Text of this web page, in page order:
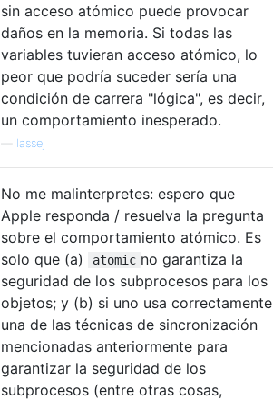
sin acceso atómico puede provocar
daños en la memoria. Si todas las
variables tuvieran acceso atómico, lo
peor que podría suceder sería una
condición de carrera "lógica", es decir,
un comportamiento inesperado.
lassej
No me malinterpretes: espero que
Apple responda / resuelva la pregunta
sobre el comportamiento atómico. Es
solo que (a)
atomic no garantiza la
seguridad de los subprocesos para los
objetos; y (b) si uno usa correctamente
una de las técnicas de sincronización
mencionadas anteriormente para
garantizar la seguridad de los
subprocesos (entre otras cosas,